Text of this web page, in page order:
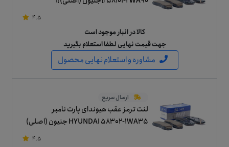
4.5
کالا در انبار موجود است
جهت قیمت نهایی لطفا استعلام بگیرید
مشاوره و استعلام نهایی محصول
ارسال سریع
لنت ترمز عقب هیوندای پارت نامبر
HYUNDAI 58302-1WA35 جنیون (اصلی)
4.5